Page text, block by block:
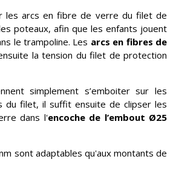
les arcs en fibre de verre du filet de
poteaux, afin que les enfants jouent
le trampoline. Les arcs en fibres de
la tension du filet de protection
simplement s’emboiter sur les
du filet, il suffit ensuite de clipser les
dans l'encoche de l’embout Ø25
sont adaptables qu'aux montants de